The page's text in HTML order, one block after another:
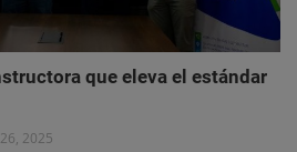
que eleva el estándar
2025